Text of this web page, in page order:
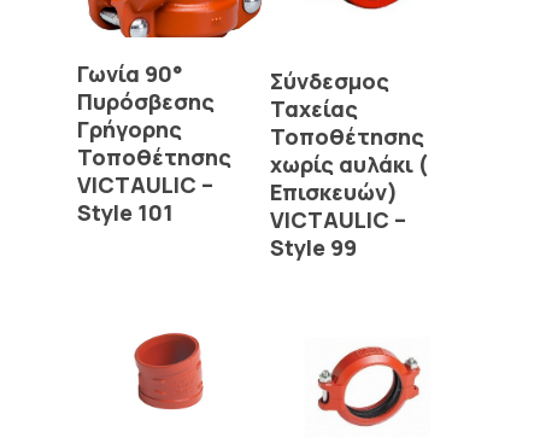
Read More
Γωνία 90°
Πυρόσβεσης
Γρήγορης
Τοποθέτησης
VICTAULIC –
Style 101
Read More
Σύνδεσμος
Ταχείας
Τοποθέτησης
χωρίς αυλάκι (
Επισκευών)
VICTAULIC –
Style 99